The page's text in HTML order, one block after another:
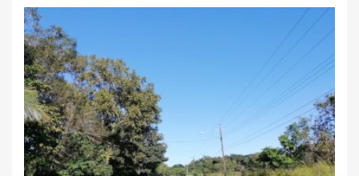
FincasLotes comercialesLotes